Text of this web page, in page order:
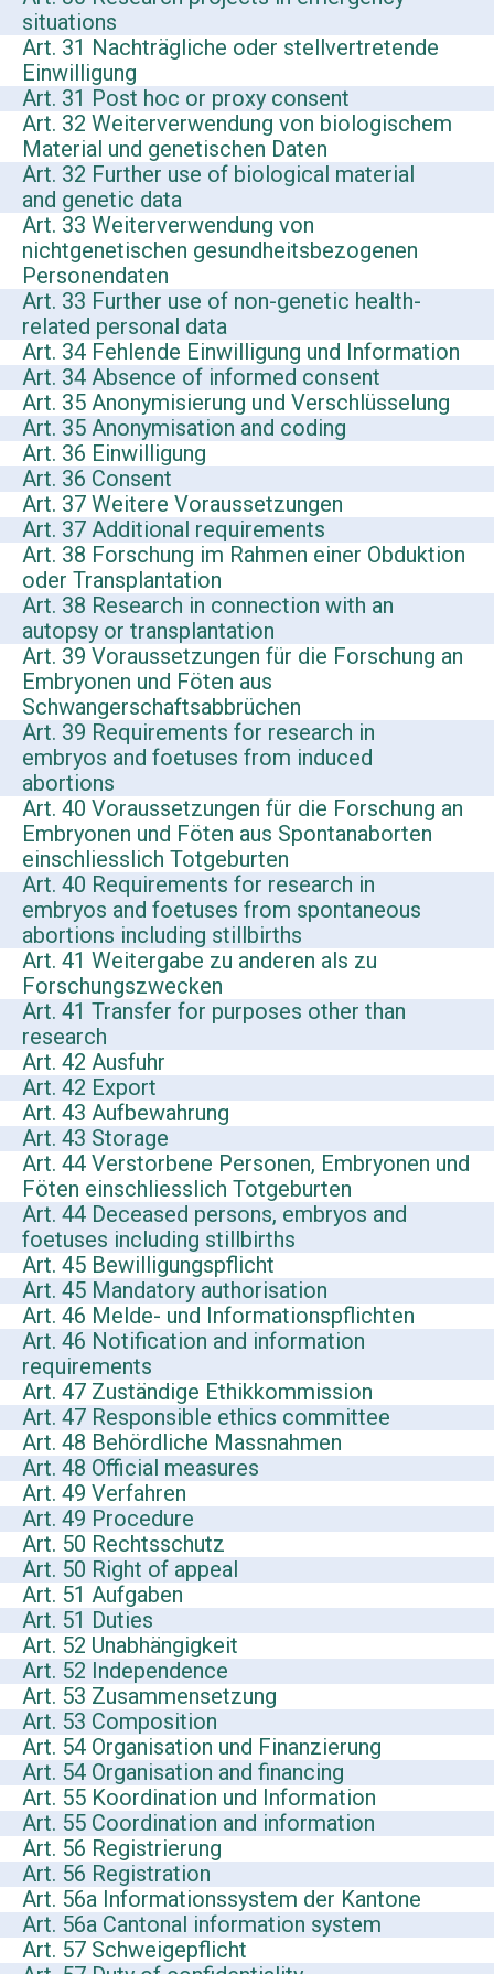
situations
Art. 31 Nachträgliche oder stellvertretende
Einwilligung
Art. 31 Post hoc or proxy consent
Art. 32 Weiterverwendung von biologischem
Material und genetischen Daten
Art. 32 Further use of biological material
and genetic data
Art. 33 Weiterverwendung von
nichtgenetischen gesundheitsbezogenen
Personendaten
Art. 33 Further use of non-genetic health-
related personal data
Art. 34 Fehlende Einwilligung und Information
Art. 34 Absence of informed consent
Art. 35 Anonymisierung und Verschlüsselung
Art. 35 Anonymisation and coding
Art. 36 Einwilligung
Art. 36 Consent
Art. 37 Weitere Voraussetzungen
Art. 37 Additional requirements
Art. 38 Forschung im Rahmen einer Obduktion
oder Transplantation
Art. 38 Research in connection with an
autopsy or transplantation
Art. 39 Voraussetzungen für die Forschung an
Embryonen und Föten aus
Schwangerschaftsabbrüchen
Art. 39 Requirements for research in
embryos and foetuses from induced
abortions
Art. 40 Voraussetzungen für die Forschung an
Embryonen und Föten aus Spontanaborten
einschliesslich Totgeburten
Art. 40 Requirements for research in
embryos and foetuses from spontaneous
abortions including stillbirths
Art. 41 Weitergabe zu anderen als zu
Forschungszwecken
Art. 41 Transfer for purposes other than
research
Art. 42 Ausfuhr
Art. 42 Export
Art. 43 Aufbewahrung
Art. 43 Storage
Art. 44 Verstorbene Personen, Embryonen und
Föten einschliesslich Totgeburten
Art. 44 Deceased persons, embryos and
foetuses including stillbirths
Art. 45 Bewilligungspflicht
Art. 45 Mandatory authorisation
Art. 46 Melde- und Informationspflichten
Art. 46 Notification and information
requirements
Art. 47 Zuständige Ethikkommission
Art. 47 Responsible ethics committee
Art. 48 Behördliche Massnahmen
Art. 48 Official measures
Art. 49 Verfahren
Art. 49 Procedure
Art. 50 Rechtsschutz
Art. 50 Right of appeal
Art. 51 Aufgaben
Art. 51 Duties
Art. 52 Unabhängigkeit
Art. 52 Independence
Art. 53 Zusammensetzung
Art. 53 Composition
Art. 54 Organisation und Finanzierung
Art. 54 Organisation and financing
Art. 55 Koordination und Information
Art. 55 Coordination and information
Art. 56 Registrierung
Art. 56 Registration
Art. 56a Informationssystem der Kantone
Art. 56a Cantonal information system
Art. 57 Schweigepflicht